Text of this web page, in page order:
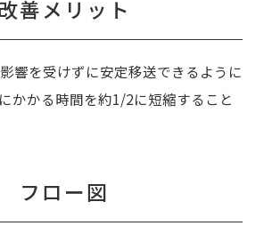
善メリット
響を受けずに安定移送できるように
かかる時間を約1/2に短縮すること
フロー図